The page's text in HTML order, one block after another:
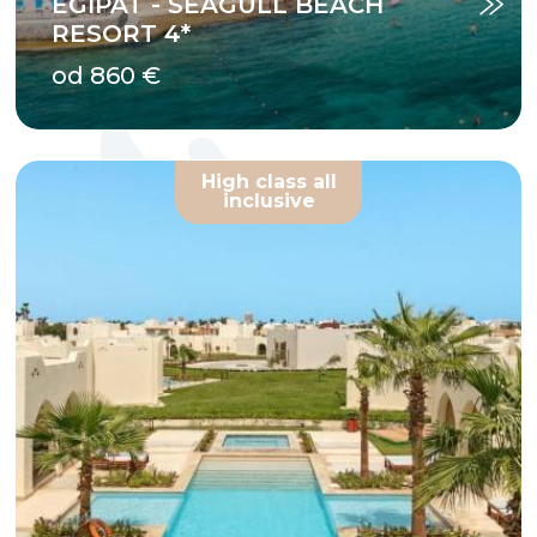
RESORT 4*
od 860 €
High class all
inclusive